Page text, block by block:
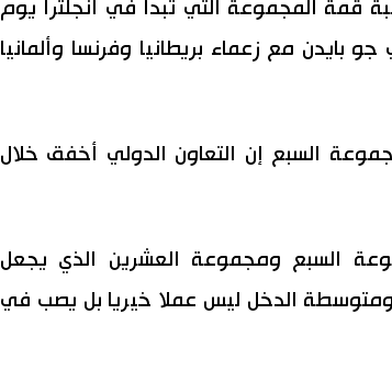
قمة المجموعة التي تبدأ في انجلترا يوم
بايدن مع زعماء بريطانيا وفرنسا وألمانيا
السبع إن التعاون الدولي أخفق خلال
السبع ومجموعة العشرين الذي يجعل
الدخل ليس عملا خيريا بل يصب في